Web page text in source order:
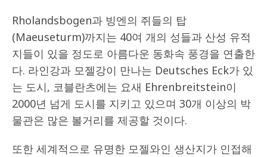
Rholandsbogen과 빙엔의 쥐들의 탑
(Maeuseturm)까지는 40여 개의 성들과 산성 유적
지들이 있을 정도로 아름다운 동화속 풍경을 연출한
다. 라인강과 모젤강이 만나는 Deutsches Eck가 있
는 도시, 코블란츠에는 요새 Ehrenbreitstein이
2000년 넘게 도시를 지키고 있으며 30개 이상의 박
물관은 많은 볼거리를 제공할 것이다.
또한 세계적으로 유명한 모젤와인 생산지가 인접해